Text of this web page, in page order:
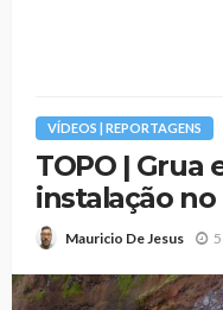
VÍDEOS | REPORTAGENS
TOPO | Grua
instalação
Mauricio De Jesus